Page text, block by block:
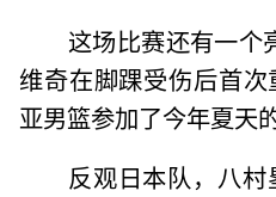
这场比赛还有一个
维奇在脚踝受伤后首
亚男篮参加了今年夏天
反观日本队，八